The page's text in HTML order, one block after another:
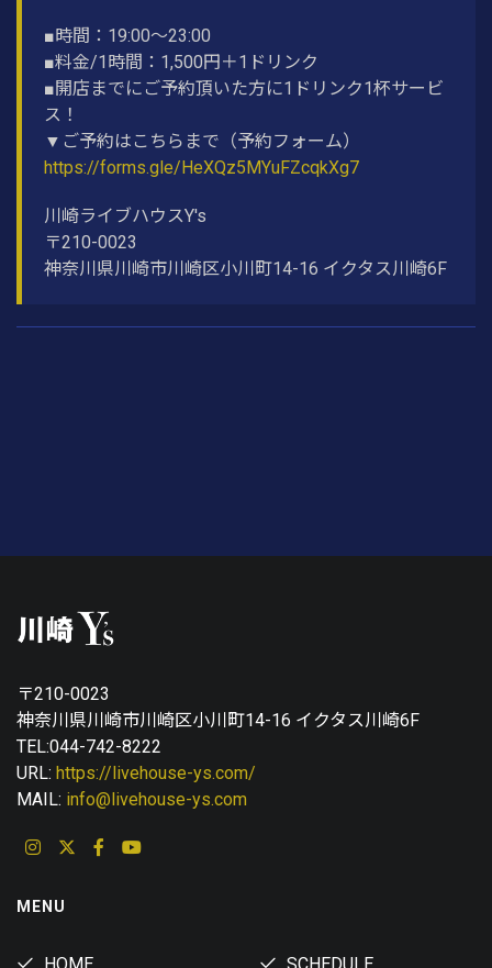
■時間：19:00〜23:00
■料金/1時間：1,500円＋1ドリンク
■開店までにご予約頂いた方に1ドリンク1杯サービ
ス！
▼ご予約はこちらまで（予約フォーム）
https://forms.gle/HeXQz5MYuFZcqkXg7
川崎ライブハウスY's
〒210-0023
神奈川県川崎市川崎区小川町14-16 イクタス川崎6F
〒210-0023
神奈川県川崎市川崎区小川町14-16 イクタス川崎6F
TEL:044-742-8222
URL: https://livehouse-ys.com/
MAIL: info@livehouse-ys.com
MENU